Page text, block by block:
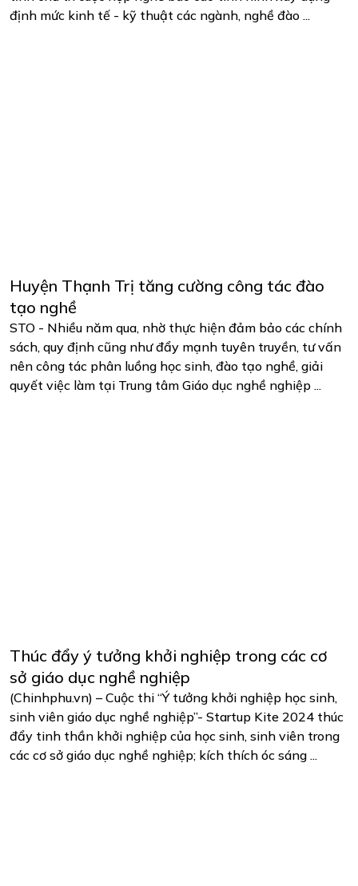
định mức kinh tế - kỹ thuật các ngành, nghề đào ...
Huyện Thạnh Trị tăng cường công tác đào
tạo nghề
STO - Nhiều năm qua, nhờ thực hiện đảm bảo các chính
sách, quy định cũng như đẩy mạnh tuyên truyền, tư vấn
nên công tác phân luồng học sinh, đào tạo nghề, giải
quyết việc làm tại Trung tâm Giáo dục nghề nghiệp ...
Thúc đẩy ý tưởng khởi nghiệp trong các cơ
sở giáo dục nghề nghiệp
(Chinhphu.vn) – Cuộc thi “Ý tưởng khởi nghiệp học sinh,
sinh viên giáo dục nghề nghiệp”- Startup Kite 2024 thúc
đẩy tinh thần khởi nghiệp của học sinh, sinh viên trong
các cơ sở giáo dục nghề nghiệp; kích thích óc sáng ...